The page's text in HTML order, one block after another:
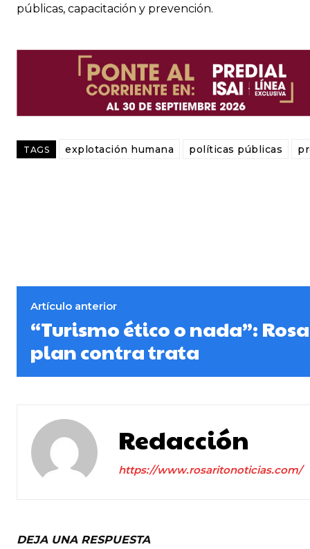
públicas, capacitación y prevención.
TAGS explotación humana políticas públicas
Artículo anterior
“Turismo ético o nada”:
plan contra trata
Redacción
https://www.rosaritonoticias.com/
DEJA UNA RESPUESTA